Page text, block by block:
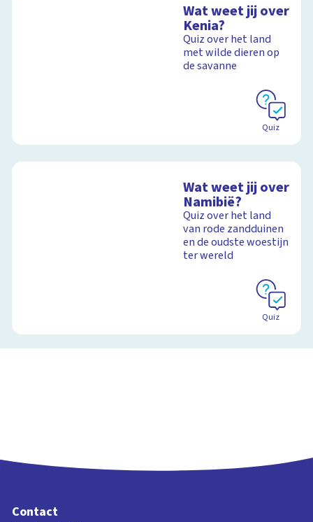
Wat weet jij over
Kenia?
Quiz over het land
met wilde dieren op
de savanne
Quiz
Wat weet jij over
Namibië?
Quiz over het land
van rode zandduinen
en de oudste woestijn
ter wereld
Quiz
Contact